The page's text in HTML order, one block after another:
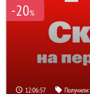
-20%
12:06:56 Получили: